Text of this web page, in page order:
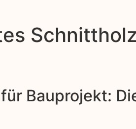
Bauprojekt: